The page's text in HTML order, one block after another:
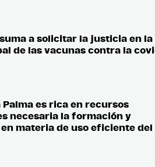
suma a solicitar la justicia en la
de las vacunas contra la
Palma es rica en recursos
necesaria la formación y
materia de uso eficiente del